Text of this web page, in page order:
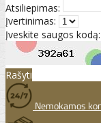
Atsiliepimas:
Įvertinimas:
Įveskite saugos kodą:
Rašyti
Nemokamos